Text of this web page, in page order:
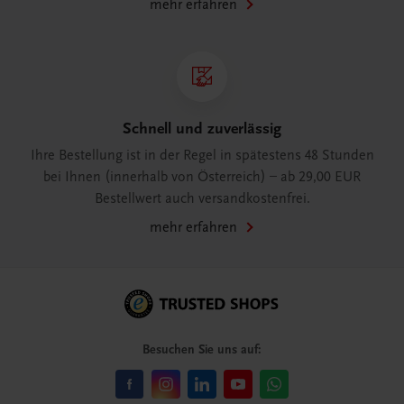
mehr erfahren
Schnell und zuverlässig
Ihre Bestellung ist in der Regel in spätestens 48 Stunden
bei Ihnen (innerhalb von Österreich) – ab 29,00 EUR
Bestellwert auch versandkostenfrei.
mehr erfahren
Besuchen Sie uns auf: